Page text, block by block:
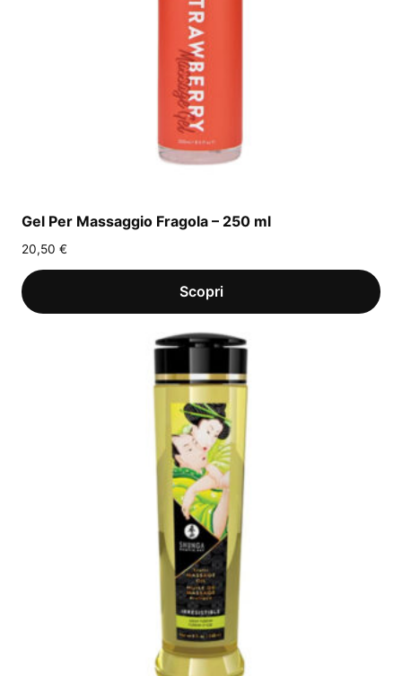
Gel Per Massaggio Fragola – 250 ml
20,50 €